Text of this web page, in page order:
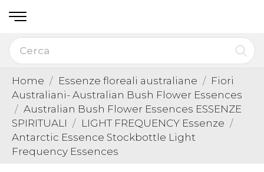
Home Essenze floreali australiane
Fiori
Australiani- Australian Bush Flower Essences
Australian Bush Flower Essences ESSENZE
SPIRITUALI
LIGHT FREQUENCY Essenze
Antarctic Essence Stockbottle Light
Frequency Essences